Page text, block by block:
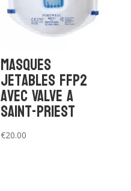
Masques
jetables FFP2
avec VALVE a
saint-priest
€20.00